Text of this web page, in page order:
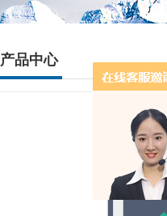
产品中心